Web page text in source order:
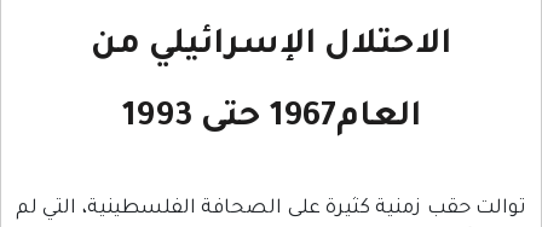
الاحتلال الإسرائيلي من
العام1967 حتى 1993
توالت حقب زمنية كثيرة على الصحافة الفلسطينية، التي لم